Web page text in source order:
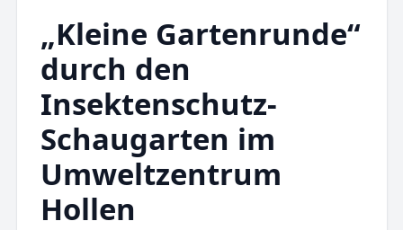
„Kleine Gartenrunde“
durch den
Insektenschutz-
Schaugarten im
Umweltzentrum
Hollen